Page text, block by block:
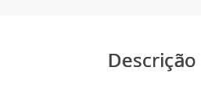
Descrição